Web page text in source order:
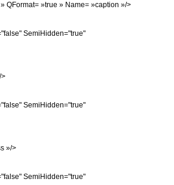
QFormat= »true » Name= »caption »/>
SemiHidden="true"
>
SemiHidden="true"
»/>
SemiHidden="true"